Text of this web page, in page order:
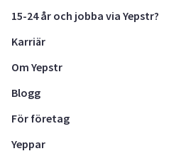
15-24 år och jobba via Yepstr?
Karriär
Om Yepstr
Blogg
För företag
Yeppar